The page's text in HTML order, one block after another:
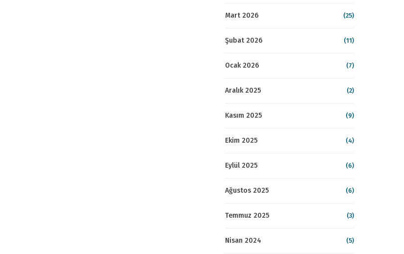
Mart 2026 (25)
Şubat 2026 (11)
Ocak 2026 (7)
Aralık 2025 (2)
Kasım 2025 (9)
Ekim 2025 (4)
Eylül 2025 (6)
Ağustos 2025 (6)
Temmuz 2025 (3)
Nisan 2024 (5)